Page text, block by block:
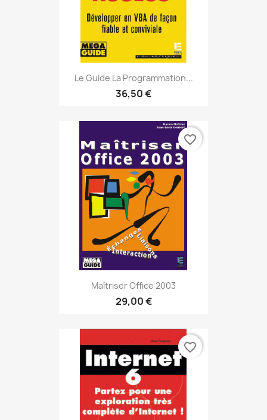
Le Guide La Programmation...
36,50 €
Maîtriser Office 2003
29,00 €
favorite_border
favorite_border